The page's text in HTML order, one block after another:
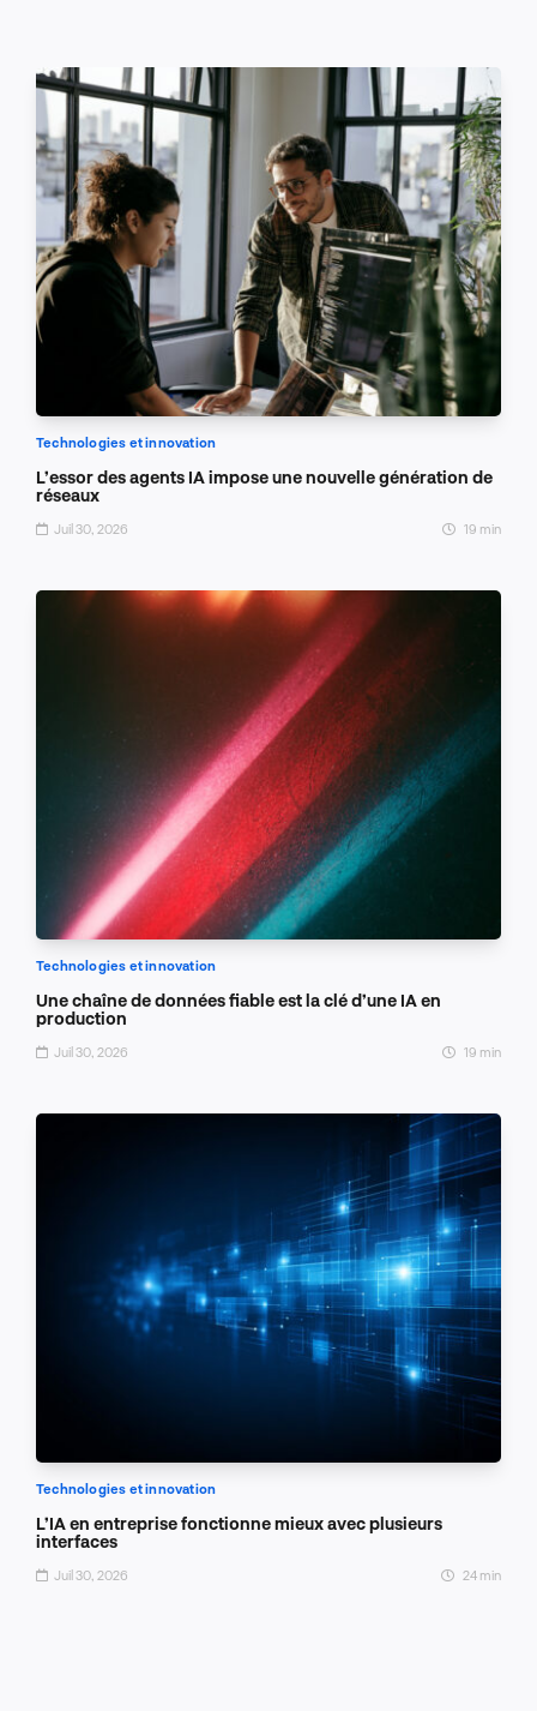
Technologies et innovation
L’essor des agents IA impose une nouvelle génération de
réseaux
Juil 30, 2026 19 min
Technologies et innovation
Une chaîne de données fiable est la clé d’une IA en
production
Juil 30, 2026 19 min
Technologies et innovation
L’IA en entreprise fonctionne mieux avec plusieurs
interfaces
Juil 30, 2026 24 min